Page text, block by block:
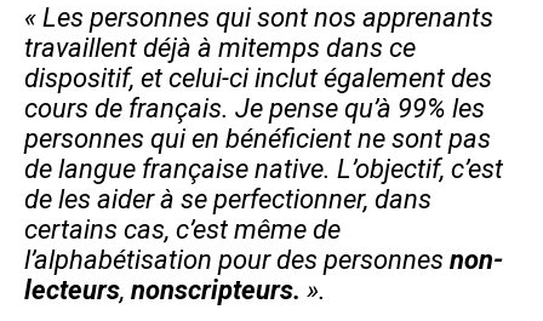
« Les personnes qui sont nos apprenants
travaillent déjà à mitemps dans ce
dispositif, et celui-ci inclut également des
cours de français. Je pense qu’à 99% les
personnes qui en bénéficient ne sont pas
de langue française native. L’objectif, c’est
de les aider à se perfectionner, dans
certains cas, c’est même de
l’alphabétisation pour des personnes non-
lecteurs, nonscripteurs. ».